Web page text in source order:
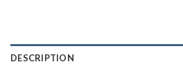
DESCRIPTION